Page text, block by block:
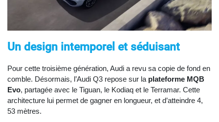
Un design intemporel et séduisant
Pour cette troisième génération, Audi a revu sa copie de fond en
comble. Désormais, l’Audi Q3 repose sur la plateforme MQB
Evo, partagée avec le Tiguan, le Kodiaq et le Terramar. Cette
architecture lui permet de gagner en longueur, et d’atteindre 4,
53 mètres.